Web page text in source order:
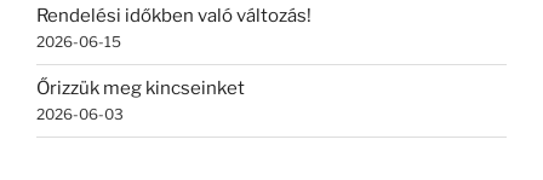
Rendelési időkben való változás!
2026-06-15
Őrizzük meg kincseinket
2026-06-03